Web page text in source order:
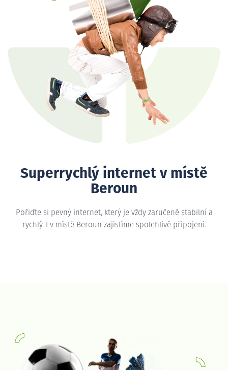
Superrychlý internet v místě
Beroun
Pořiďte si pevný internet, který je vždy zaručeně stabilní a
rychlý. I v místě Beroun zajistíme spolehlivé připojení.